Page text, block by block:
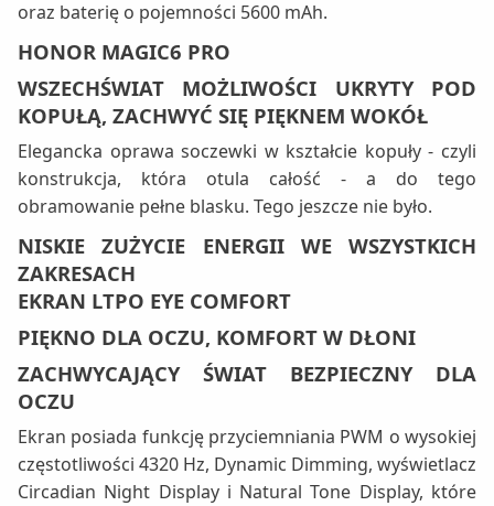
oraz baterię o pojemności 5600 mAh.
HONOR MAGIC6 PRO
WSZECHŚWIAT MOŻLIWOŚCI UKRYTY POD
KOPUŁĄ, ZACHWYĆ SIĘ PIĘKNEM WOKÓŁ
Elegancka oprawa soczewki w kształcie kopuły - czyli
konstrukcja, która otula całość - a do tego
obramowanie pełne blasku. Tego jeszcze nie było.
NISKIE ZUŻYCIE ENERGII WE WSZYSTKICH
ZAKRESACH
EKRAN LTPO EYE COMFORT
PIĘKNO DLA OCZU, KOMFORT W DŁONI
ZACHWYCAJĄCY ŚWIAT BEZPIECZNY DLA
OCZU
Ekran posiada funkcję przyciemniania PWM o wysokiej
częstotliwości 4320 Hz, Dynamic Dimming, wyświetlacz
Circadian Night Display i Natural Tone Display, które